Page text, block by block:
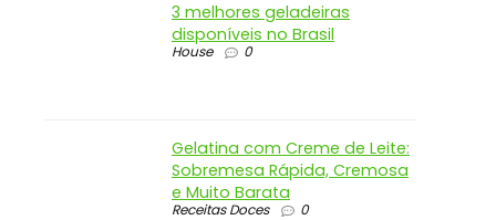
3 melhores geladeiras
disponíveis no Brasil
House 0
Gelatina com Creme de Leite:
Sobremesa Rápida, Cremosa
e Muito Barata
Receitas Doces 0